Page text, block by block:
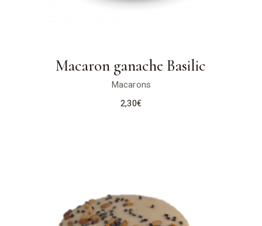
Macaron ganache Basilic
Macarons
2,30€